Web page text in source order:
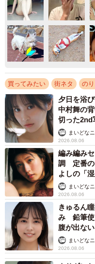
買ってみたい 街ネタ の
夕日を浴
中村舞の
切った2nd
まいどな
2026.08.06
編み編み
調 定番の
よしの「
まいどな
2026.08.06
きゅるん
み 鉛筆使
腹が出な
まいどな
2026.08.06